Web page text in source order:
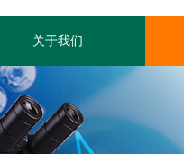
关于我们